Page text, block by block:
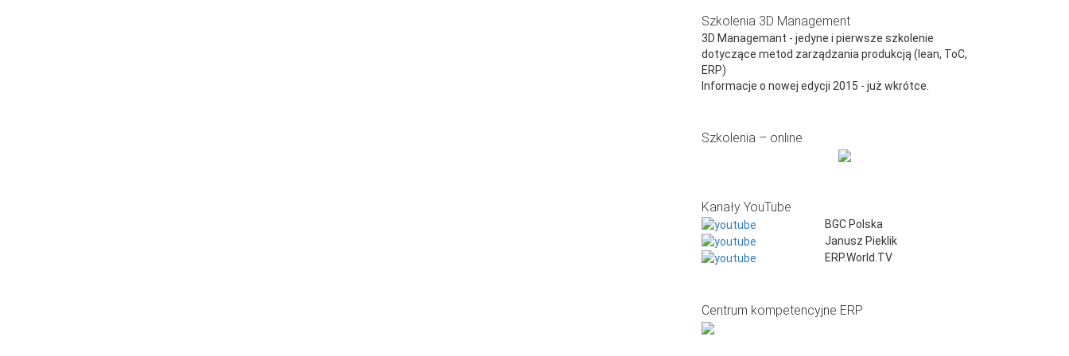
Szkolenia 3D Management
3D Managemant - jedyne i pierwsze szkolenie
dotyczące metod zarządzania produkcją (lean, ToC,
ERP)
Informacje o nowej edycji 2015 - już wkrótce.
Szkolenia – online
Kanały YouTube
BGC Polska
Janusz Pieklik
ERP.World.TV
Centrum kompetencyjne ERP